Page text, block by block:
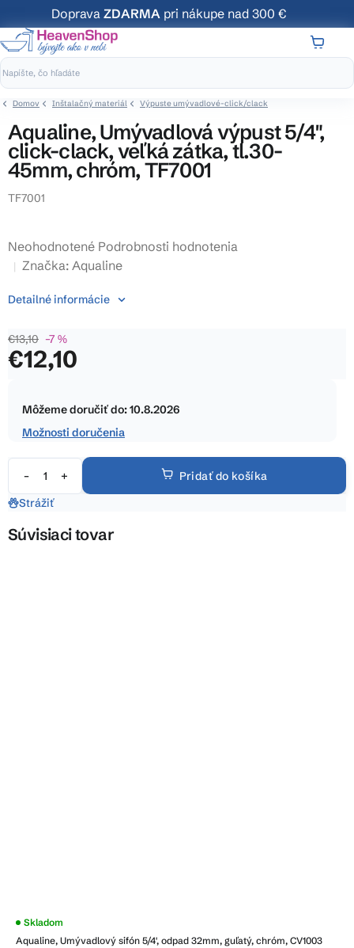
na
obsah
Doprava ZDARMA pri nákupe nad 300 €
Domov Inštalačný materiál Výpuste umývadlové-click/clack
Aqualine, Umývadlová výpust 5/4",
click-clack, veľká zátka, tl.30-
45mm, chróm, TF7001
TF7001
Priemerné
hodnotenie
je
z
5
Neohodnotené Podrobnosti hodnotenia
Značka: Aqualine
€13,10 –7 %
€12,10
cena:
Môžeme doručiť do:10.8.2026
Možnosti doručenia
Pridať do košíka
Detailné informácie
Strážiť
Súvisiaci tovar
Aqualine, Umývadlový sifón 5/4', odpad 32mm, guľatý, chróm, CV1003
Skladom